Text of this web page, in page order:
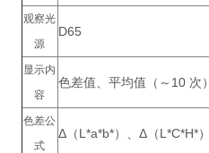
观察光
源
D65
显示内
容
色差值、平均值（～10 次
色差公
式
Δ（L*a*b*）、Δ（L*C*H*